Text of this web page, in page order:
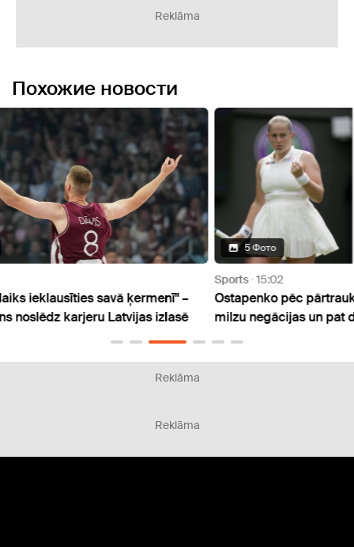
Reklāma
Похожие новости
–
5 Фото
Ostapenko pēc pārtrauktās spēles saņēmusi
milzu negācijas un pat draudus sociālajos tīklos
Reklāma
Reklāma